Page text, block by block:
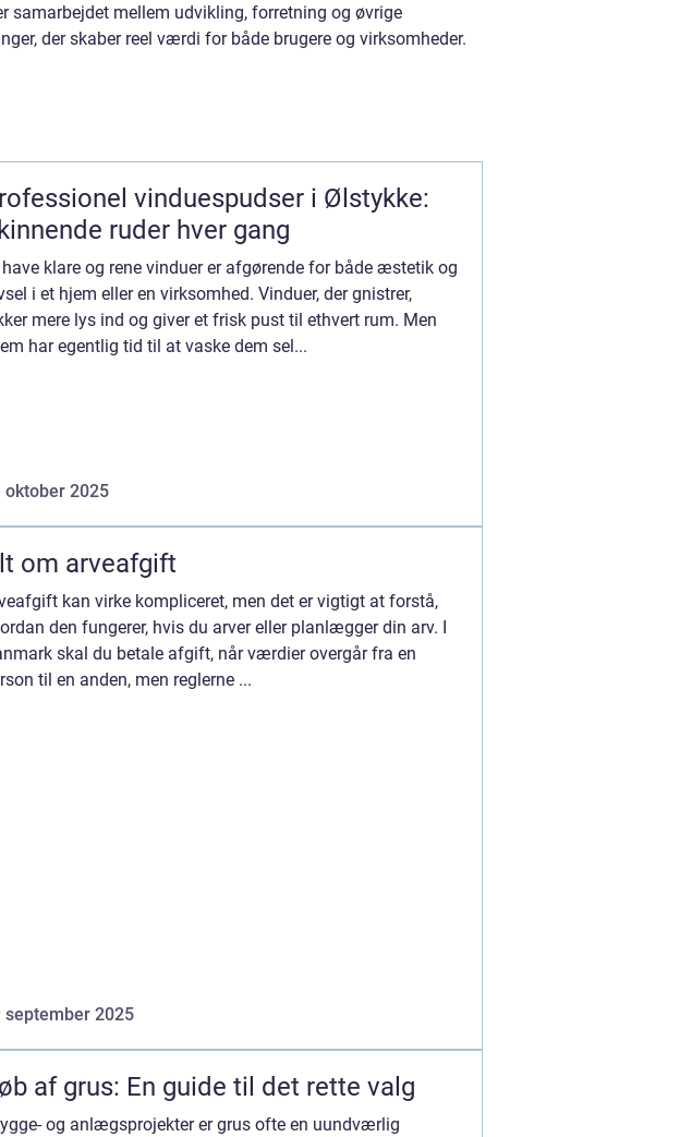
samarbejdet mellem udvikling, forretning og øvrige
der skaber reel værdi for både brugere og virksomheder.
vinduespudser i Ølstykke:
ruder hver gang
klare og rene vinduer er afgørende for både æstetik og
i et hjem eller en virksomhed. Vinduer, der gnistrer,
mere lys ind og giver et frisk pust til ethvert rum. Men
har egentlig tid til at vaske dem sel...
oktober 2025
om arveafgift
kan virke kompliceret, men det er vigtigt at forstå,
den fungerer, hvis du arver eller planlægger din arv. I
skal du betale afgift, når værdier overgår fra en
til en anden, men reglerne ...
september 2025
af grus: En guide til det rette valg
og anlægsprojekter er grus ofte en uundværlig